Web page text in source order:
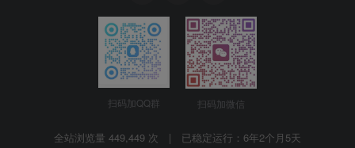
扫码加QQ群 扫码加微信
全站浏览量 449,449 次 | 已稳定运行： 6年2个月5天